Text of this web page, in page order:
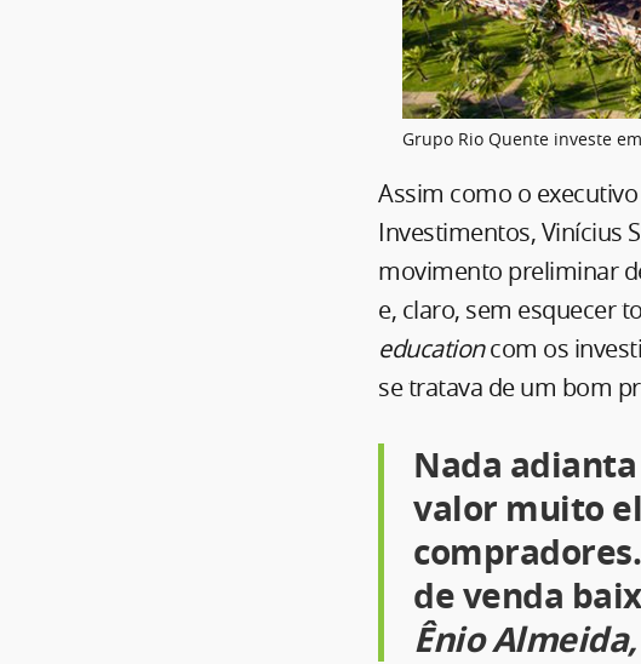
Grupo Rio Quente investe
Assim como o
Investimentos, Vinícius
movimento preliminar
e, claro, sem esquecer
educationcom os
se tratava de um bom
Nada
valor muito
de venda
Ênio